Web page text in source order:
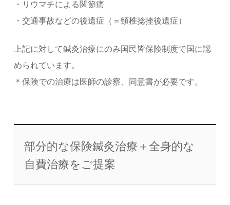
・リウマチによる関節痛
・交通事故などの後遺症（＝頸椎捻挫後遺症）
上記に対して鍼灸治療にのみ国民皆保険制度で国に認
められています。
＊保険での治療は医師の診察、同意書が必要です。
部分的な保険鍼灸治療＋全身的な
自費治療をご提案